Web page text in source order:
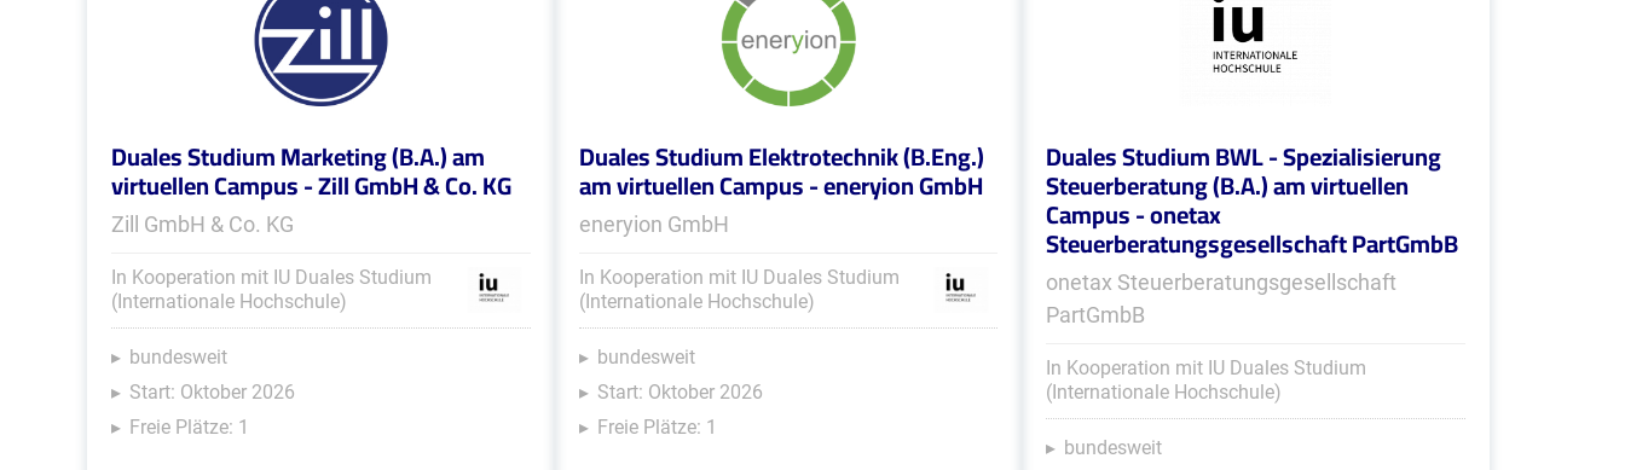
Duales Studium Marketing (B.A.) am
virtuellen Campus - Zill GmbH & Co. KG
Zill GmbH & Co. KG
In Kooperation mit IU Duales Studium
(Internationale Hochschule)
bundesweit
Start: Oktober 2026
Freie Plätze: 1
Duales Studium Elektrotechnik (B.Eng.)
am virtuellen Campus - eneryion GmbH
eneryion GmbH
In Kooperation mit IU Duales Studium
(Internationale Hochschule)
bundesweit
Start: Oktober 2026
Freie Plätze: 1
Duales Studium BWL - Spezialisierung
Steuerberatung (B.A.) am virtuellen
Campus - onetax
Steuerberatungsgesellschaft PartGmbB
onetax Steuerberatungsgesellschaft
PartGmbB
In Kooperation mit IU Duales Studium
(Internationale Hochschule)
bundesweit